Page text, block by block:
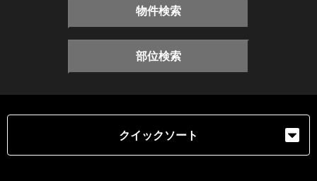
物件検索
部位検索
クイックソート